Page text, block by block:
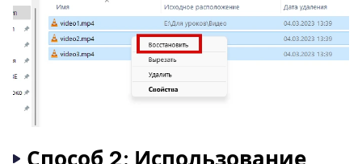
Способ 2: Использование